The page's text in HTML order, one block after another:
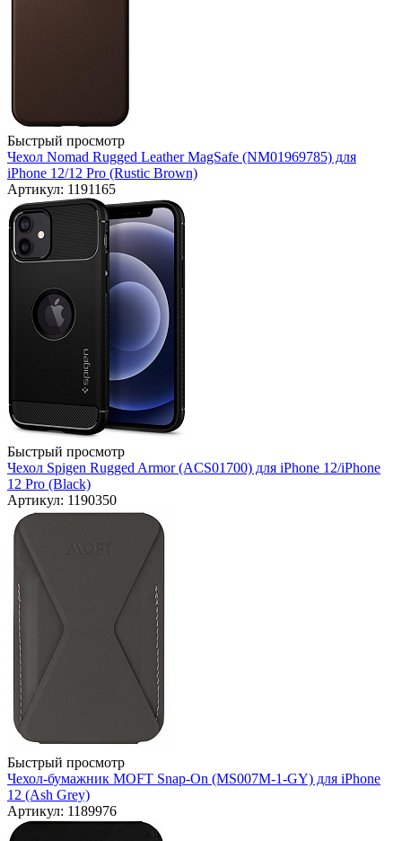
Быстрый просмотр
Чехол Nomad Rugged Leather MagSafe (NM01969785) для
iPhone 12/12 Pro (Rustic Brown)
Артикул: 1191165
Быстрый просмотр
Чехол Spigen Rugged Armor (ACS01700) для iPhone 12/iPhone
12 Pro (Black)
Артикул: 1190350
Быстрый просмотр
Чехол-бумажник MOFT Snap-On (MS007M-1-GY) для iPhone
12 (Ash Grey)
Артикул: 1189976